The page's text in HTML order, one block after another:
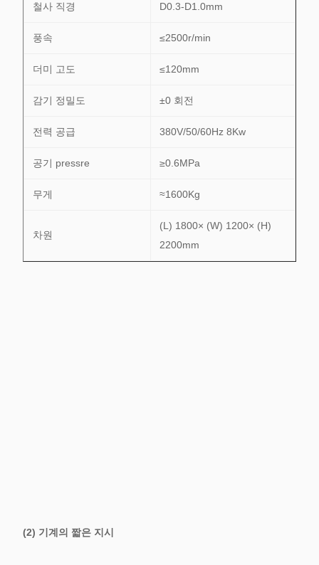
철사 직경 D0.3-D1.0mm
풍속 ≤2500r/min
더미 고도 ≤120mm
감기 정밀도 ±0 회전
전력 공급 380V/50/60Hz 8Kw
공기 pressre ≥0.6MPa
무게 ≈1600Kg
차원
(L) 1800× (W) 1200× (H)
2200mm
(2) 기계의 짧은 지시